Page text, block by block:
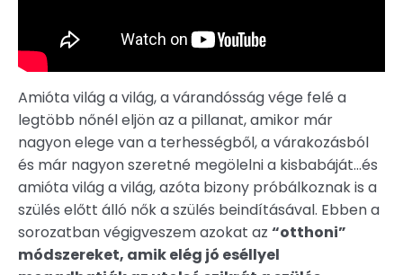
Amióta világ a világ, a várandósság vége felé a
legtöbb nőnél eljön az a pillanat, amikor már
nagyon elege van a terhességből, a várakozásból
és már nagyon szeretné megölelni a kisbabáját…és
amióta világ a világ, azóta bizony próbálkoznak is a
szülés előtt álló nők a szülés beindításával. Ebben a
sorozatban végigveszem azokat az “otthoni”
módszereket, amik elég jó eséllyel